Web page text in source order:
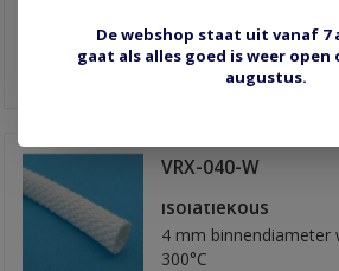
8 mm binnendiameter
155°C
VRX-040-W
isolatiekous
4 mm binnendiameter
300°C
De webshop staat uit vanaf 7
gaat als alles goed is weer open
augustus.